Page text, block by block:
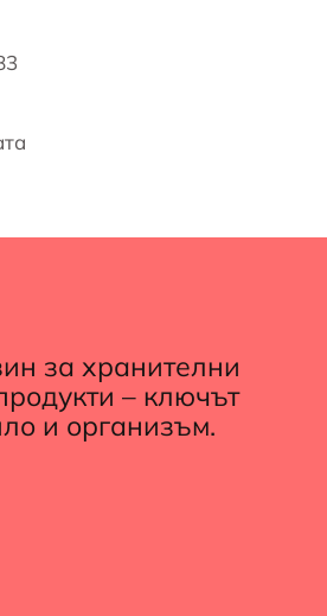
за хранителни
– ключът
и организъм.